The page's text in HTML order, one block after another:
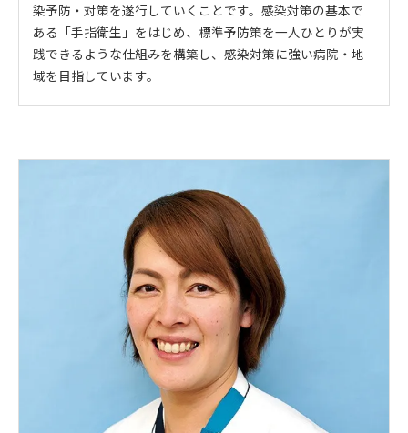
染予防・対策を遂行していくことです。感染対策の基本で
ある「手指衛生」をはじめ、標準予防策を一人ひとりが実
践できるような仕組みを構築し、感染対策に強い病院・地
域を目指しています。